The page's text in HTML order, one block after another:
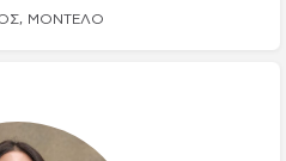
ΜΟΝΤΈΛΟ